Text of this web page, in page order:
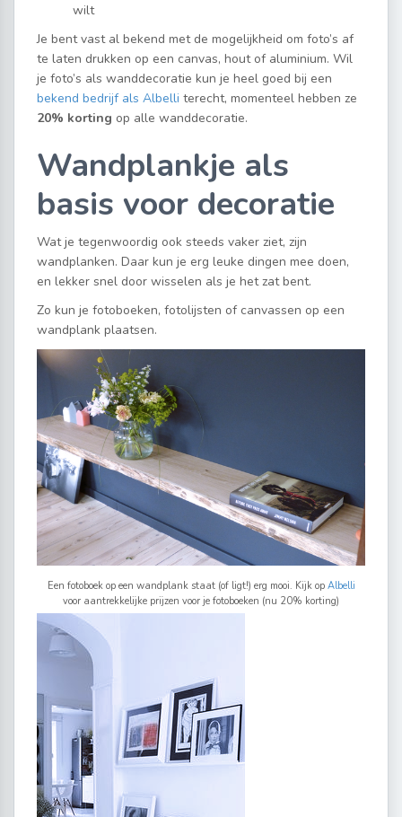
wilt
Je bent vast al bekend met de mogelijkheid om foto’s af
te laten drukken op een canvas, hout of aluminium. Wil
je foto’s als wanddecoratie kun je heel goed bij een
bekend bedrijf als Albelli terecht, momenteel hebben ze
20% korting op alle wanddecoratie.
Wandplankje als
basis voor decoratie
Wat je tegenwoordig ook steeds vaker ziet, zijn
wandplanken. Daar kun je erg leuke dingen mee doen,
en lekker snel door wisselen als je het zat bent.
Zo kun je fotoboeken, fotolijsten of canvassen op een
wandplank plaatsen.
Een fotoboek op een wandplank staat (of ligt!) erg mooi. Kijk op Albelli
voor aantrekkelijke prijzen voor je fotoboeken (nu 20% korting)